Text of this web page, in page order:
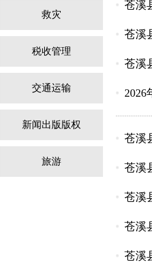
救灾
税收管理
交通运输
新闻出版版权
旅游
苍溪
苍溪
苍溪
2026
苍溪
苍溪
苍溪
苍溪
苍溪